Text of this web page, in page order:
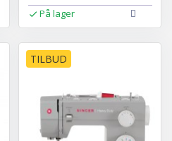
På lager
TILBUD